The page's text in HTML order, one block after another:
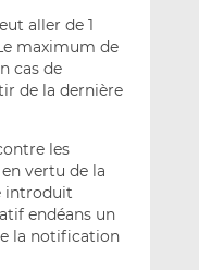
aller de 1
maximum de
cas de
de la dernière
les
vertu de la
introduit
endéans un
la notification